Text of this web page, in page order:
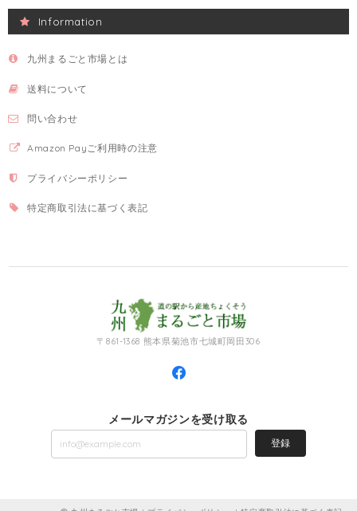
Information
九州まるごと市場とは
送料について
問い合わせ
Amazon Payご利用時の注意
プライバシーポリシー
特定商取引法に基づく表記
〒861-1368 熊本県菊池市七城町岡田306
メールマガジンを受け取る
登録